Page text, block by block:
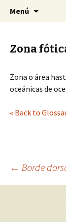
SMACH
Sociedad
Menú
Zona
Zona o área
oceánicas de
« Back to
← Borde